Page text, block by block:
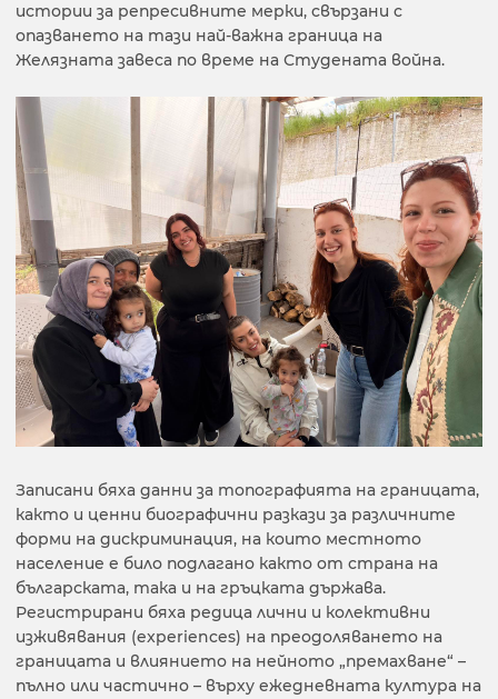
истории за репресивните мерки, свързани с
опазването на тази най-важна граница на
Желязната завеса по време на Студената война.
Записани бяха данни за топографията на границата,
както и ценни биографични разкази за различните
форми на дискриминация, на които местното
население е било подлагано както от страна на
българската, така и на гръцката държава.
Регистрирани бяха редица лични и колективни
изживявания (experiences) на преодоляването на
границата и влиянието на нейното „премахване“ –
пълно или частично – върху ежедневната култура на